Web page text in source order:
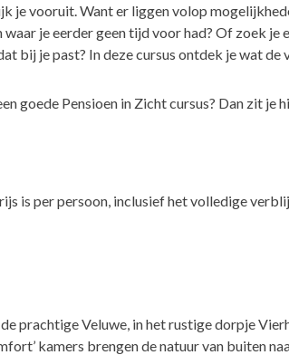
je vooruit. Want er liggen volop
waar je eerder geen tijd voor had? Of zoek
bij je past? In deze cursus ontdek je wat
goede Pensioen in Zicht cursus? Dan zit je
is per persoon, inclusief het volledige
prachtige Veluwe, in het rustige dorpje
kamers brengen de natuur van buiten